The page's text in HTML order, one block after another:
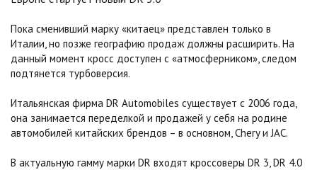
Пока сменивший марку «китаец» представлен только в
Италии, но позже географию продаж должны расширить. На
данный момент кросс доступен с «атмосферником», следом
подтянется турбоверсия.
Итальянская фирма DR Automobiles существует с 2006 года,
она занимается переделкой и продажей у себя на родине
автомобилей китайских брендов – в основном, Chery и JAC.
В актуальную гамму марки DR входят кроссоверы DR 3, DR 4.0